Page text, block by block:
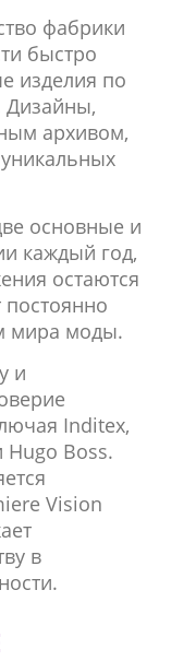
фабрики
быстро
изделия по
Дизайны,
архивом,
основные и
каждый год,
остаются
постоянно
мира моды.
и
Inditex,
Hugo Boss.
Vision
в